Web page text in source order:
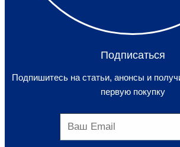
Подписаться
Подпишитесь на статьи, анонсы и
первую покупку